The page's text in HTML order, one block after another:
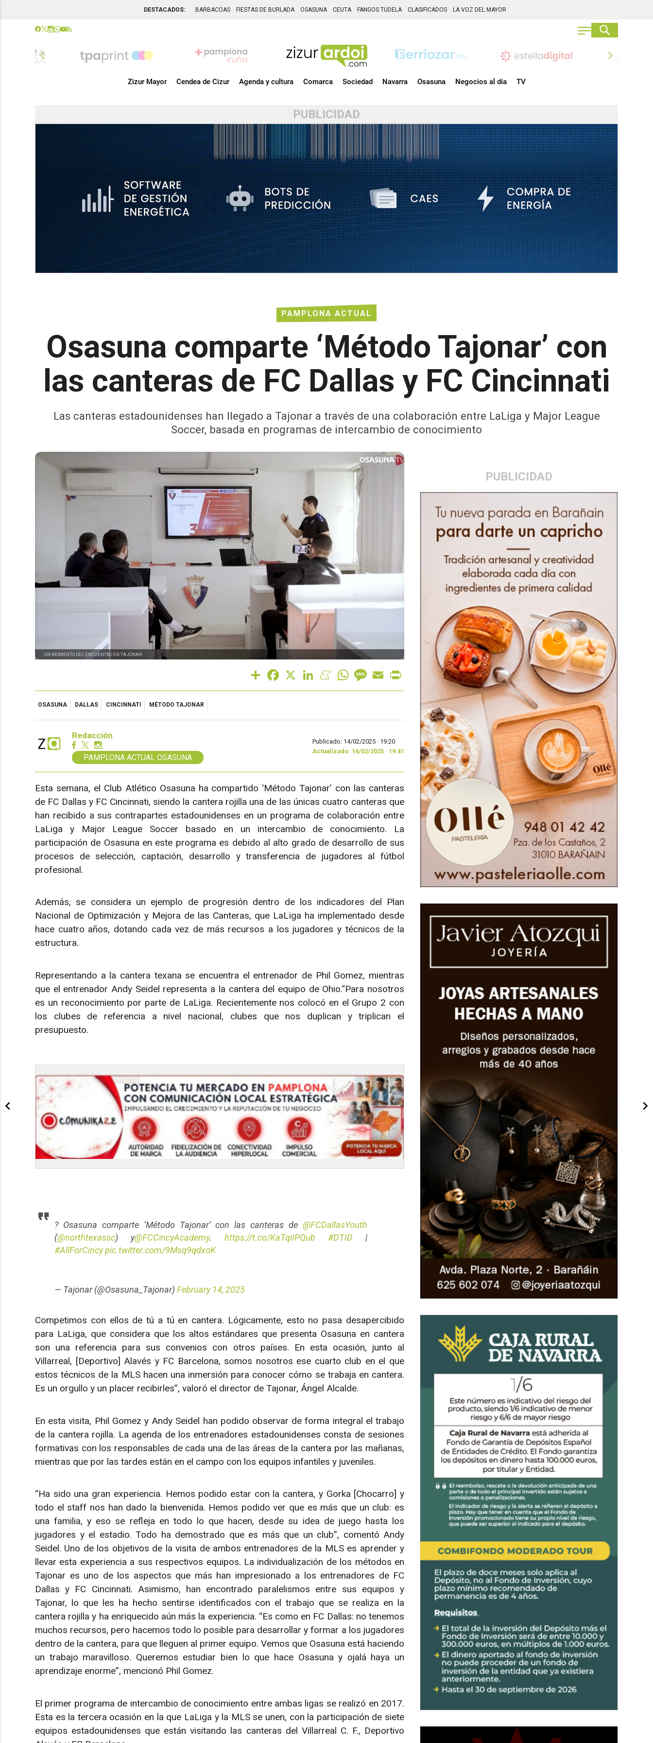
DESTACADOS: BARBACOAS FIESTAS DE BURLADA OSASUNA CEUTA FANGOS TUDELA CLASIFICADOS LA VOZ DEL MAYOR
chevron_left chevron_right
Zizur Mayor Cendea de Cizur Agenda y cultura Comarca Sociedad Navarra Osasuna Negocios al día TV
PUBLICIDAD
PAMPLONA ACTUAL
Osasuna comparte ‘Método Tajonar’ con
las canteras de FC Dallas y FC Cincinnati
Las canteras estadounidenses han llegado a Tajonar a través de una colaboración entre LaLiga y Major League
Soccer, basada en programas de intercambio de conocimiento
PUBLICIDAD
UN MOMENTO DEL ENCUENTRO EN TAJONAR
Share Facebook LinkedInMeneameWhatsAppMessage
Email
OSASUNA DALLAS CINCINNATI MÉTODO TAJONAR
Redacción
PAMPLONA ACTUAL OSASUNA
Publicado: 14/02/2025 · 19:20
Actualizado: 14/02/2025 · 19:41
Esta semana, el Club Atlético Osasuna ha compartido ‘Método Tajonar’ con las canteras
de FC Dallas y FC Cincinnati, siendo la cantera rojilla una de las únicas cuatro canteras que
han recibido a sus contrapartes estadounidenses en un programa de colaboración entre
LaLiga y Major League Soccer basado en un intercambio de conocimiento. La
participación de Osasuna en este programa es debido al alto grado de desarrollo de sus
procesos de selección, captación, desarrollo y transferencia de jugadores al fútbol
profesional.
Además, se considera un ejemplo de progresión dentro de los indicadores del Plan
Nacional de Optimización y Mejora de las Canteras, que LaLiga ha implementado desde
hace cuatro años, dotando cada vez de más recursos a los jugadores y técnicos de la
estructura.
Representando a la cantera texana se encuentra el entrenador de Phil Gomez, mientras
que el entrenador Andy Seidel representa a la cantera del equipo de Ohio.“Para nosotros
es un reconocimiento por parte de LaLiga. Recientemente nos colocó en el Grupo 2 con
los clubes de referencia a nivel nacional, clubes que nos duplican y triplican el
presupuesto.
? Osasuna comparte ‘Método Tajonar’ con las canteras de @FCDallasYouth
(@northtexassc) y@FCCincyAcademy. https://t.co/KaTqiIPQub #DTID |
#AllForCincypic.twitter.com/9Msq9qdxoK
— Tajonar (@Osasuna_Tajonar) February 14, 2025
Competimos con ellos de tú a tú en cantera. Lógicamente, esto no pasa desapercibido
para LaLiga, que considera que los altos estándares que presenta Osasuna en cantera
son una referencia para sus convenios con otros países. En esta ocasión, junto al
Villarreal, [Deportivo] Alavés y FC Barcelona, somos nosotros ese cuarto club en el que
estos técnicos de la MLS hacen una inmersión para conocer cómo se trabaja en cantera.
Es un orgullo y un placer recibirles”, valoró el director de Tajonar, Ángel Alcalde.
En esta visita, Phil Gomez y Andy Seidel han podido observar de forma integral el trabajo
de la cantera rojilla. La agenda de los entrenadores estadounidenses consta de sesiones
formativas con los responsables de cada una de las áreas de la cantera por las mañanas,
mientras que por las tardes están en el campo con los equipos infantiles y juveniles.
“Ha sido una gran experiencia. Hemos podido estar con la cantera, y Gorka [Chocarro] y
todo el staff nos han dado la bienvenida. Hemos podido ver que es más que un club: es
una familia, y eso se refleja en todo lo que hacen, desde su idea de juego hasta los
jugadores y el estadio. Todo ha demostrado que es más que un club”, comentó Andy
Seidel. Uno de los objetivos de la visita de ambos entrenadores de la MLS es aprender y
llevar esta experiencia a sus respectivos equipos. La individualización de los métodos en
Tajonar es uno de los aspectos que más han impresionado a los entrenadores de FC
Dallas y FC Cincinnati. Asimismo, han encontrado paralelismos entre sus equipos y
Tajonar, lo que les ha hecho sentirse identificados con el trabajo que se realiza en la
cantera rojilla y ha enriquecido aún más la experiencia. “Es como en FC Dallas: no tenemos
muchos recursos, pero hacemos todo lo posible para desarrollar y formar a los jugadores
dentro de la cantera, para que lleguen al primer equipo. Vemos que Osasuna está haciendo
un trabajo maravilloso. Queremos estudiar bien lo que hace Osasuna y ojalá haya un
aprendizaje enorme”, mencionó Phil Gomez.
El primer programa de intercambio de conocimiento entre ambas ligas se realizó en 2017.
Esta es la tercera ocasión en la que LaLiga y la MLS se unen, con la participación de siete
equipos estadounidenses que están visitando las canteras del Villarreal C. F., Deportivo